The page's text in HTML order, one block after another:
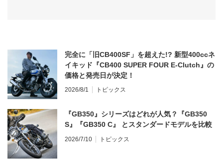
完全に「旧CB400SF」を超えた!? 新型400ccネ
イキッド『CB400 SUPER FOUR E-Clutch』の
価格と発売日が決定！
2026/8/1 トピックス
『GB350』シリーズはどれが人気？『GB350
S』『GB350 C』 とスタンダードモデルを比較
2026/7/10 トピックス